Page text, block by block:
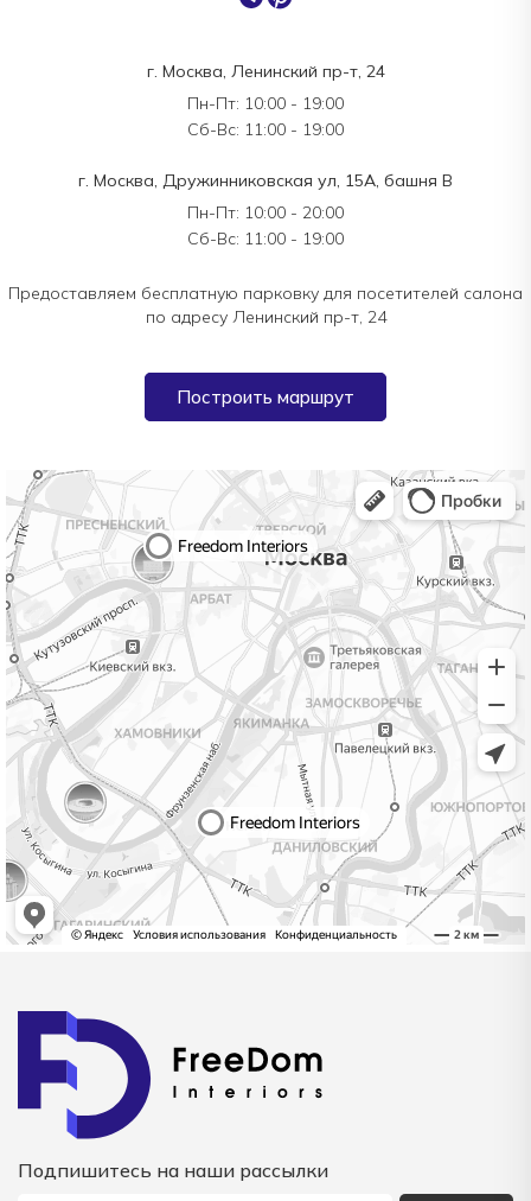
г. Москва, Ленинский пр-т, 24
Пн-Пт: 10:00 - 19:00
Сб-Вс: 11:00 - 19:00
г. Москва, Дружинниковская ул, 15А, башня В
Пн-Пт: 10:00 - 20:00
Сб-Вс: 11:00 - 19:00
Предоставляем бесплатную парковку для посетителей салона
по адресу Ленинский пр-т, 24
Построить маршрут
Подпишитесь на наши рассылки